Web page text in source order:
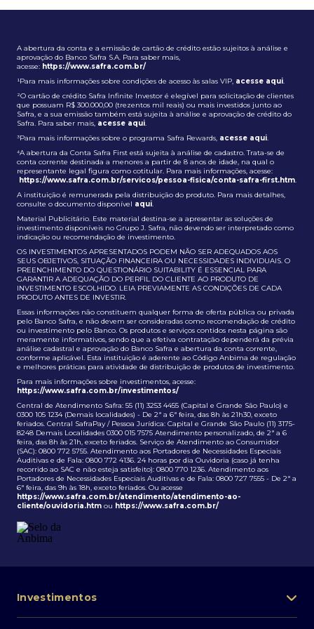
A abertura da conta e a emissão de cartão de crédito estão sujeitos à análise e
aprovação do Banco Safra S.A. Para saber mais,
acesse: https://www.safra.com.br/
¹Para mais informações sobre condições de acesso às salas VIP, acesse aqui.
²O cartão de crédito Safra Infinite Investor é elegível para solicitação de clientes
que possuam R$ 300.000,00 (trezentos mil reais) ou mais investidos junto ao
Safra, e a sua emissão também está sujeita à análise e aprovação de crédito do
Safra. Para saber mais, acesse aqui.
³Para mais informações sobre o programa Safra Rewards, acesse aqui.
⁴A abertura da Conta Safra First está sujeita à análise de cadastro. Trata-se de
conta corrente destinada a menores a partir de 8 anos de idade, na qual o
representante legal figura como cotitular. Para mais informações, acesse:
https://www.safra.com.br/servicos/pessoa-fisica/conta-safra-first.htm.
A instituição é remunerada pela distribuição do produto. Para mais detalhes,
consulte o documento disponível aqui.
Material Publicitário. Este material destina-se a apresentar as soluções de
investimento disponíveis no Grupo J. Safra, não devendo ser interpretado como
indicação ou recomendação de investimento.
OS INVESTIMENTOS APRESENTADOS PODEM NÃO SER ADEQUADOS AOS
SEUS OBJETIVOS, SITUAÇÃO FINANCEIRA OU NECESSIDADES INDIVIDUAIS. O
PREENCHIMENTO DO QUESTIONÁRIO SUITABILITY É ESSENCIAL PARA
GARANTIR A ADEQUAÇÃO DO PERFIL DO CLIENTE AO PRODUTO DE
INVESTIMENTO ESCOLHIDO. LEIA PREVIAMENTE AS CONDIÇÕES DE CADA
PRODUTO ANTES DE INVESTIR.
Essas informações não constituem qualquer forma de oferta pública ou privada
pelo Banco Safra, e não devem ser consideradas como recomendação de crédito
ou investimento pelo Banco. Os produtos e serviços contidos nesta página são
meramente informativos, sendo que a efetiva contratação dependerá da prévia
análise cadastral e aprovação do Banco Safra e abertura da conta corrente,
conforme aplicável. Esta instituição é aderente ao Código Anbima de regulação
e melhores práticas para atividade de distribuição de produtos de investimento.
Para mais informações sobre investimentos, acesse:
https://www.safra.com.br/investimentos/
Central de Atendimento Safra: 55 (11) 3253 4455 (Capital e Grande São Paulo) e
0300 105 1234 (Demais localidades) - De 2ª a 6ª feira, das 8h às 21h30, exceto
feriados. Central SafraPay / Pessoa Jurídica: Capital e Grande São Paulo (11) 3175-
8248 Demais Localidades 0300 015 7575 Atendimento personalizado, de 2ª a 6
feira, das 8h às 21h, exceto feriados. Serviço de Atendimento ao Consumidor
(SAC): 0800 772 5755. Atendimento aos Portadores de Necessidades Especiais
Auditivas e de Fala: 0800 772 4136. 24 horas por dia Ouvidoria (caso já tenha
recorrido ao SAC e não esteja satisfeito): 0800 770 1236. Atendimento aos
Portadores de Necessidades Especiais Auditivas e de Fala: 0800 727 7555 - De 2ª a
6ª feira, das 9h às 18h, exceto feriados. Ou acesse
https://www.safra.com.br/atendimento/atendimento-ao-
cliente/ouvidoria.htm ou https://www.safra.com.br/
Investimentos